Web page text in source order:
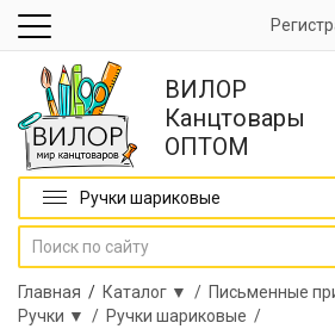
ВИЛОР
Канцтовары
ОПТОМ
Ручки шариковые
Главная / Каталог ▼ / Письменные
Ручки ▼ / Ручки шариковые /